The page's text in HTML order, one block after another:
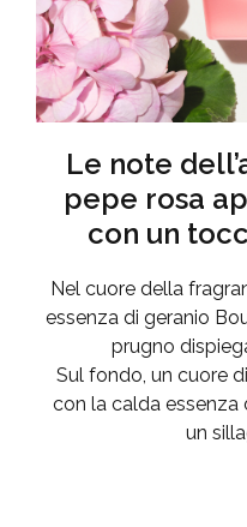
Le note
pepe rosa
con un
Nel cuore della
essenza di geranio
prugno
Sul fondo, un cuore
con la calda essenza
un